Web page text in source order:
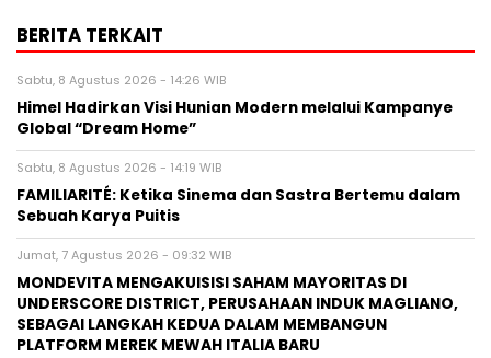
BERITA TERKAIT
Sabtu, 8 Agustus 2026 - 14:26 WIB
Himel Hadirkan Visi Hunian Modern melalui Kampanye
Global “Dream Home”
Sabtu, 8 Agustus 2026 - 14:19 WIB
FAMILIARITÉ: Ketika Sinema dan Sastra Bertemu dalam
Sebuah Karya Puitis
Jumat, 7 Agustus 2026 - 09:32 WIB
MONDEVITA MENGAKUISISI SAHAM MAYORITAS DI
UNDERSCORE DISTRICT, PERUSAHAAN INDUK MAGLIANO,
SEBAGAI LANGKAH KEDUA DALAM MEMBANGUN
PLATFORM MEREK MEWAH ITALIA BARU